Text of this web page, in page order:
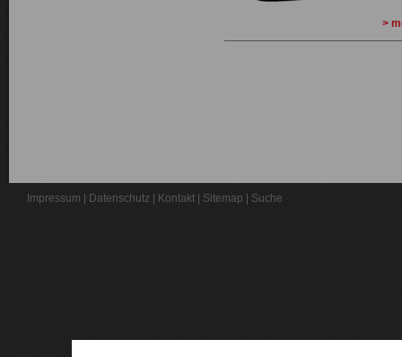
>
Impressum Datenschutz Kontakt Sitemap Suche